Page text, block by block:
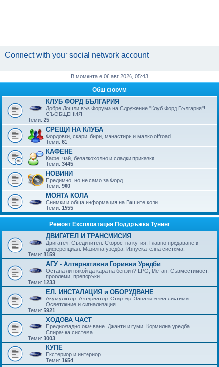
Connect with your social network account
В момента е 06 авг 2026, 05:43
Общ форум
КЛУБ ФОРД БЪЛГАРИЯ
Добре Дошли във Форума на Сдружение "Клуб Форд България"!
СЪОБЩЕНИЯ
Теми: 25
СРЕЩИ НА КЛУБА
Фордовки, скари, бири, манaстири и малко offroad.
Теми: 61
КАФЕНЕ
Кафе, чай, безалкохолно и сладки приказки.
Теми: 3445
НОВИНИ
Предимно, но не само за Форд.
Теми: 960
МОЯТА КОЛА
Снимки и обща информация на Вашите коли
Теми: 1555
Ремонт Експлоатация Поддръжка Тунинг
ДВИГАТЕЛ И ТРАНСМИСИЯ
Двигател. Съединител. Скоростна кутия. Главно предаване и
диференциал. Мазилна уредба. Изпускателна система.
Теми: 8159
АГУ - Алтернативни Горивни Уредби
Остана ли някой да кара на бензин? LPG, Метан. Съвместимост,
проблеми, препоръки.
Теми: 1233
ЕЛ. ИНСТАЛАЦИЯ и ОБОРУДВАНЕ
Акумулатор. Алтернатор. Стартер. Запалителна система.
Осветление и сигнализация.
Теми: 5921
ХОДОВА ЧАСТ
Предно/задно окачване. Джанти и гуми. Кормилна уредба.
Спирачна система.
Теми: 3003
КУПЕ
Екстериор и интериор.
Теми: 1654